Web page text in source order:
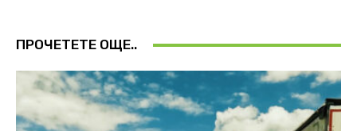
ПРОЧЕТЕТЕ ОЩЕ..